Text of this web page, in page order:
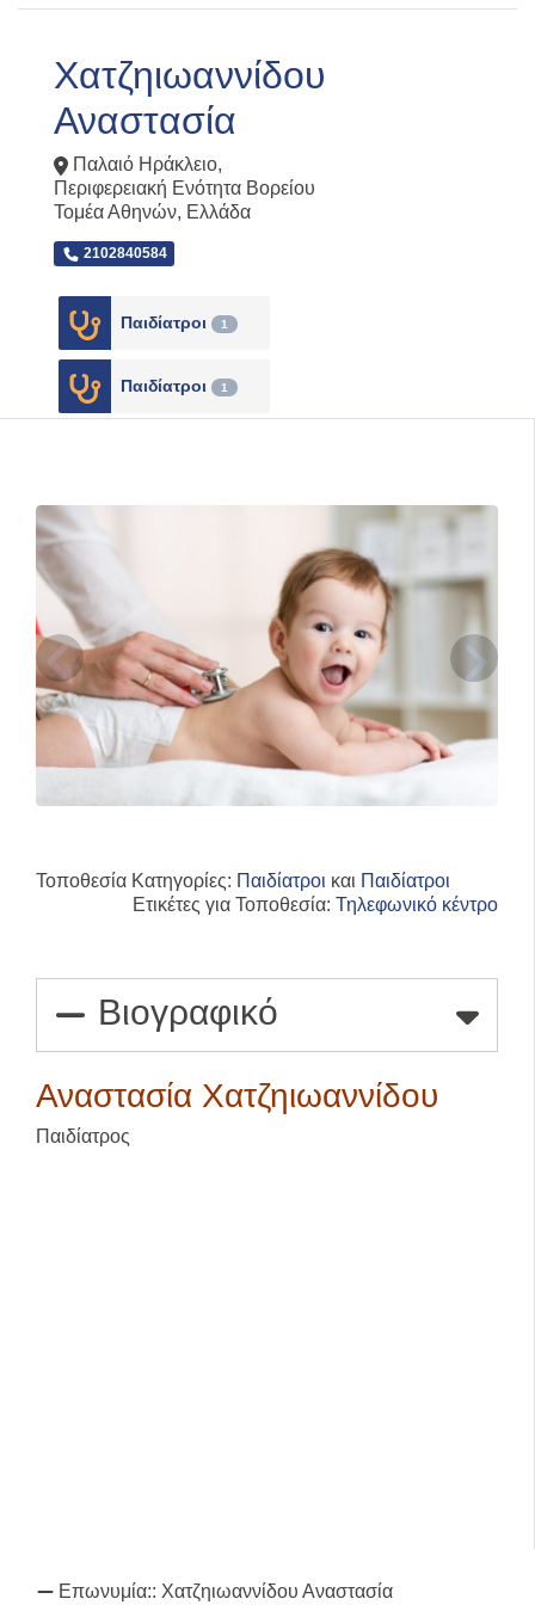
Χατζηιωαννίδου
Αναστασία
Παλαιό Ηράκλειο,
Περιφερειακή Ενότητα Βορείου
Τομέα Αθηνών, Ελλάδα
2102840584
Παιδίατροι 1
Παιδίατροι 1
Τοποθεσία Κατηγορίες: Παιδίατροι και Παιδίατροι
Ετικέτες για Τοποθεσία: Τηλεφωνικό κέντρο
Βιογραφικό
Αναστασία Χατζηιωαννίδου
Παιδίατρος
Επωνυμία:: Χατζηιωαννίδου Αναστασία